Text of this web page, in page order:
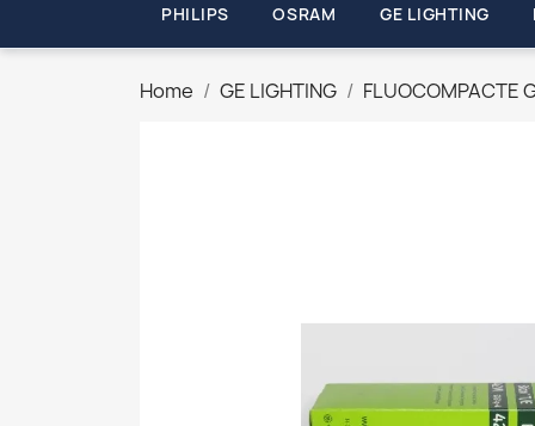
PHILIPS OSRAM GE LIGHTING
Home GE LIGHTING FLUOCOMPACTE